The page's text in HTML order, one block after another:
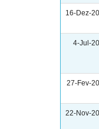
16-Dez-
4-Jul-
27-Fev-
22-Nov-